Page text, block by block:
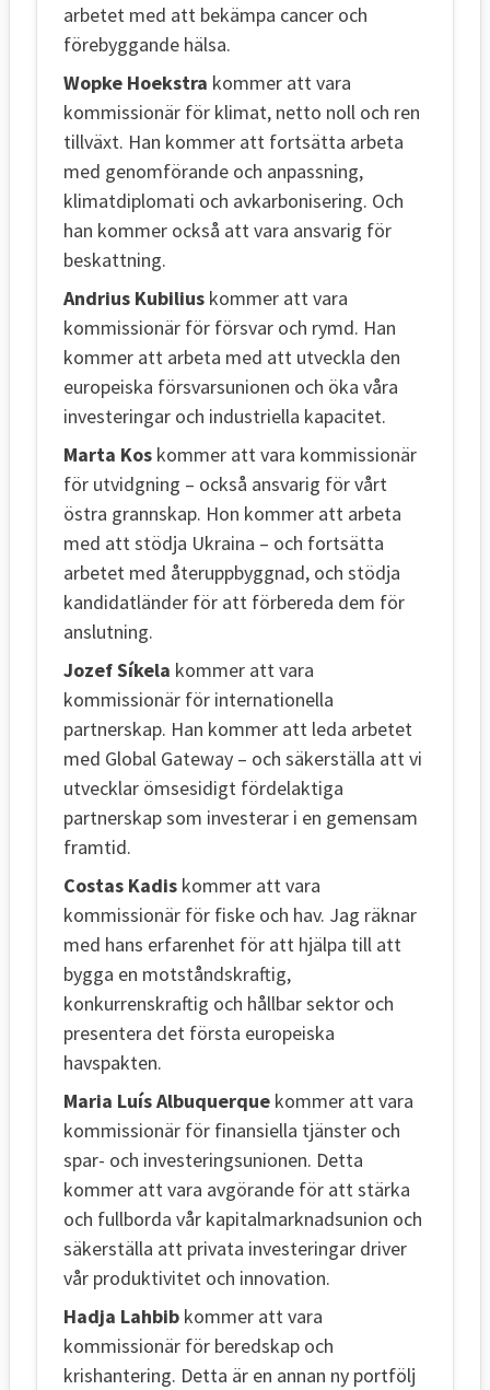
arbetet med att bekämpa cancer och
förebyggande hälsa.
Wopke Hoekstra kommer att vara
kommissionär för klimat, netto noll och ren
tillväxt. Han kommer att fortsätta arbeta
med genomförande och anpassning,
klimatdiplomati och avkarbonisering. Och
han kommer också att vara ansvarig för
beskattning.
Andrius Kubilius kommer att vara
kommissionär för försvar och rymd. Han
kommer att arbeta med att utveckla den
europeiska försvarsunionen och öka våra
investeringar och industriella kapacitet.
Marta Kos kommer att vara kommissionär
för utvidgning – också ansvarig för vårt
östra grannskap. Hon kommer att arbeta
med att stödja Ukraina – och fortsätta
arbetet med återuppbyggnad, och stödja
kandidatländer för att förbereda dem för
anslutning.
Jozef Síkela kommer att vara
kommissionär för internationella
partnerskap. Han kommer att leda arbetet
med Global Gateway – och säkerställa att vi
utvecklar ömsesidigt fördelaktiga
partnerskap som investerar i en gemensam
framtid.
Costas Kadis kommer att vara
kommissionär för fiske och hav. Jag räknar
med hans erfarenhet för att hjälpa till att
bygga en motståndskraftig,
konkurrenskraftig och hållbar sektor och
presentera det första europeiska
havspakten.
Maria Luís Albuquerque kommer att vara
kommissionär för finansiella tjänster och
spar- och investeringsunionen. Detta
kommer att vara avgörande för att stärka
och fullborda vår kapitalmarknadsunion och
säkerställa att privata investeringar driver
vår produktivitet och innovation.
Hadja Lahbib kommer att vara
kommissionär för beredskap och
krishantering. Detta är en annan ny portfölj